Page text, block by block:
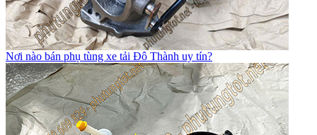
Nơi nào bán phụ tùng xe tải Đô Thành uy tín?